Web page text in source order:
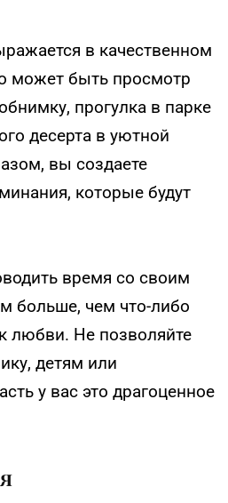
в качественном
может быть просмотр
прогулка в парке
десерта в уютной
вы создаете
которые будут
время со своим
больше, чем что-либо
любви. Не позволяйте
детям или
у вас это драгоценное